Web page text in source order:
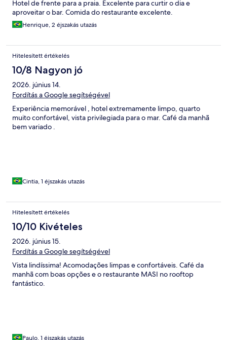
Hotel de frente para a praia. Excelente para curtir o dia e
aproveitar o bar. Comida do restaurante excelente.
Henrique, 2 éjszakás utazás
Hitelesített értékelés
10/8 Nagyon jó
2026. június 14.
Fordítás a Google segítségével
Experiência memorável , hotel extremamente limpo, quarto
muito confortável, vista privilegiada para o mar. Café da manhã
bem variado .
Cintia, 1 éjszakás utazás
Hitelesített értékelés
10/10 Kivételes
2026. június 15.
Fordítás a Google segítségével
Vista lindíssima! Acomodações limpas e confortáveis. Café da
manhã com boas opções e o restaurante MASI no rooftop
fantástico.
Paulo, 1 éjszakás utazás